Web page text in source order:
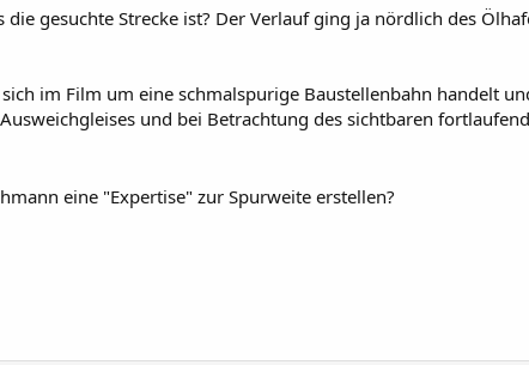
die gesuchte Strecke ist? Der Verlauf ging ja nördlich des
im Film um eine schmalspurige Baustellenbahn handelt
und bei Betrachtung des sichtbaren
eine "Expertise" zur Spurweite erstellen?